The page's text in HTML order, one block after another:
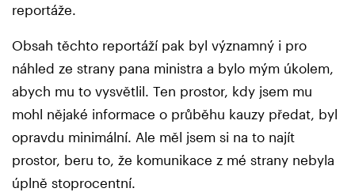
reportáže.
Obsah těchto reportáží pak byl významný i pro
náhled ze strany pana ministra a bylo mým úkolem,
abych mu to vysvětlil. Ten prostor, kdy jsem mu
mohl nějaké informace o průběhu kauzy předat, byl
opravdu minimální. Ale měl jsem si na to najít
prostor, beru to, že komunikace z mé strany nebyla
úplně stoprocentní.